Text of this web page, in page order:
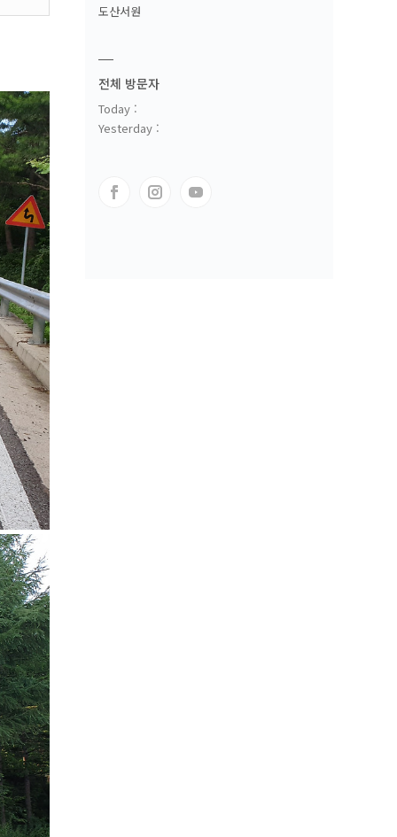
도산서원
전체 방문자
Today :
Yesterday :